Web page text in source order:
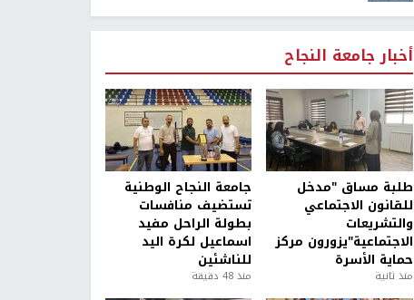
أخبار جامعة النجاح
طلبة مساق "مدخل
للقانون الاجتماعي
والتشريعات
الاجتماعية"يزورون مركز
حماية الأسرة
منذ ثانية
جامعة النجاح الوطنية
تستضيف منافسات
بطولة الراحل مفيد
اسماعيل لكرة اليد
للناشئين
منذ 48 دقيقة